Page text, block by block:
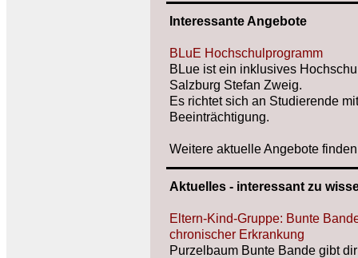
Interessante Angebote
BLuE Hochschulprogramm
BLue ist ein inklusives
Salzburg Stefan Zweig.
Es richtet sich an Studierende
Beeinträchtigung.
Weitere aktuelle Angebote
Aktuelles - interessant zu
Eltern-Kind-Gruppe: Bunte
chronischer Erkrankung
Purzelbaum Bunte Bande gibt